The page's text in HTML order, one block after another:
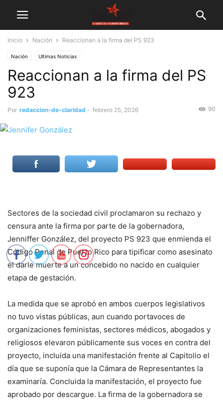
Inicio Nación Reaccionan a la firma del PS 923
Nación Ultimas Noticias
Reaccionan a la firma del PS
923
Por redaccion-de-claridad - febrero 25, 2026 90
Sectores de la sociedad civil proclamaron su rechazo y
censura ante la firma por parte de la gobernadora,
Jenniffer González, del proyecto PS 923 que enmienda el
Código Penal de Puerto Rico para tipificar como asesinato
el darle muerte a un concebido no nacido en cualquier
etapa de gestación.
La medida que se aprobó en ambos cuerpos legislativos
no tuvo vistas públicas, aun cuando portavoces de
organizaciones feministas, sectores médicos, abogados y
religiosos elevaron públicamente sus voces en contra del
proyecto, incluida una manifestación frente al Capitolio el
día que se suponía que la Cámara de Representantes la
examinaría. Concluida la manifestación, el proyecto fue
aprobado por descargue. La firma de la gobernadora se